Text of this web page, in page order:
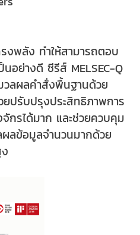
พลัง ทำให้สามารถตอบ
นอย่างดี ซีรีส์ MELSEC-Q
วลผลคำสั่งพื้นฐานด้วย
ยปรับปรุงประสิทธิภาพการ
กรได้มาก และช่วยควบคุม
ผลข้อมูลจำนวนมากด้วย